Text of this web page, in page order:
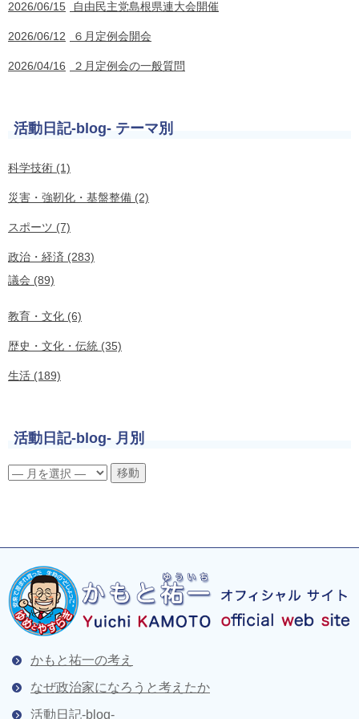
2026/06/15 自由民主党島根県連大会開催
2026/06/12 ６月定例会開会
2026/04/16 ２月定例会の一般質問
活動日記-blog- テーマ別
科学技術 (1)
災害・強靭化・基盤整備 (2)
スポーツ (7)
政治・経済 (283)
議会 (89)
教育・文化 (6)
歴史・文化・伝統 (35)
生活 (189)
活動日記-blog- 月別
かもと祐一の考え
なぜ政治家になろうと考えたか
活動日記-blog-